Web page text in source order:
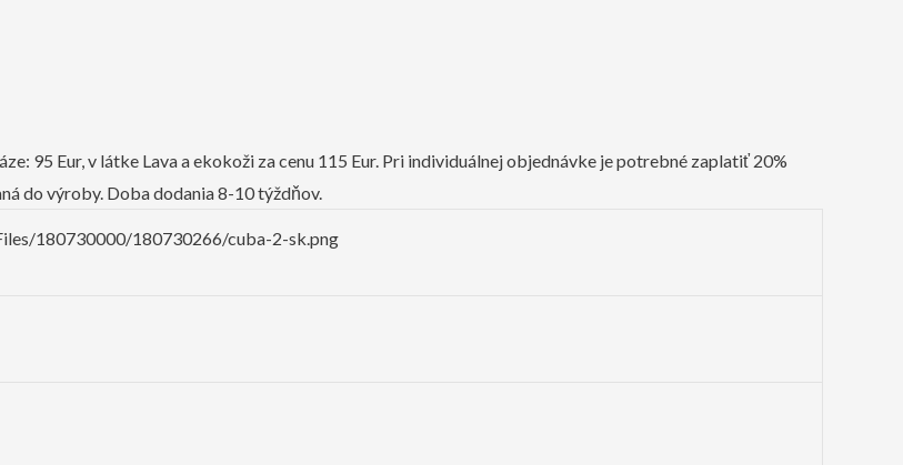
95 Eur, v látke Lava a ekokoži za cenu 115 Eur. Pri individuálnej objednávke je potrebné zaplatiť 20%
do výroby. Doba dodania 8-10 týždňov.
180730000/180730266/cuba-2-sk.png